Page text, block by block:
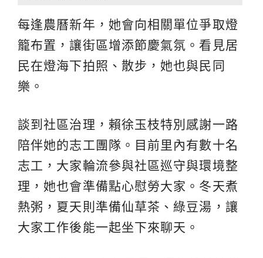
每逢農曆新年，她會向相關單位爭取燈
籠布置，讓街區增添節慶氣氛。看見居
民在燈海下拍照、散步，她也與民同
樂。
談到社區治理，賴徐玉枝特別感謝一路
陪伴她的志工團隊。目前里內有數十名
志工，大家輪流參與社區巡守與環境整
理，她也會準備點心慰勞大家。冬天煮
熱粥，夏天則準備仙草茶、綠豆湯，讓
大家工作後能一起坐下來聊天。